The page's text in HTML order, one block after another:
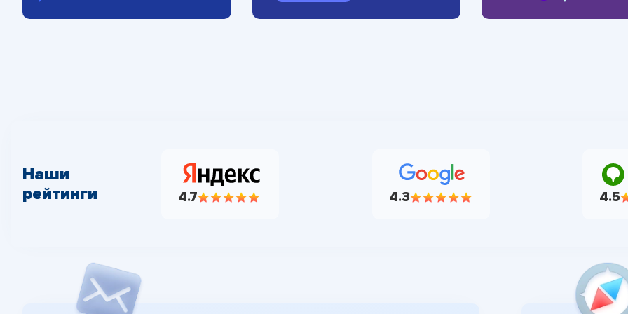
Наши
рейтинги
4.7 4.3 4.5